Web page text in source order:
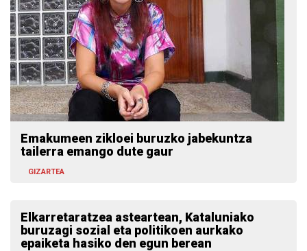
Emakumeen zikloei buruzko jabekuntza
tailerra emango dute gaur
GIZARTEA
Elkarretaratzea asteartean, Kataluniako
buruzagi sozial eta politikoen aurkako
epaiketa hasiko den egun berean